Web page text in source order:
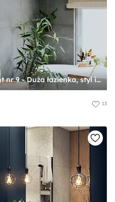
LOFT PIEKARY - Apartament nr 9 - Duża łazienka, styl industrialny - zdjęcie od SZALBIERZ.DESIGN
13